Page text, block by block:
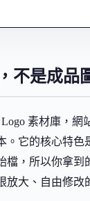
不是成品
素材庫，網
。它的核心特色
檔，所以你拿到
放大、自由修改